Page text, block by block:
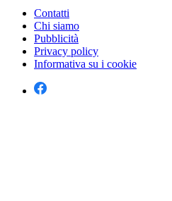
Contatti
Chi siamo
Pubblicità
Privacy policy
Informativa su i cookie